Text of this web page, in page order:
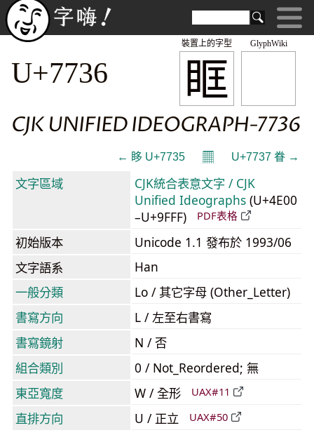
GlyphWiki
眶
裝置上的字型
U+7736
CJK UNIFIED IDEOGRAPH-7736
← 眵 U+7735 𝄜 U+7737 眷 →
文字區域
CJK統合表意文字 / CJK
Unified Ideographs (U+4E00
–U+9FFF)
PDF表格
初始版本
Unicode 1.1 發布於 1993/06
文字語系
Han
一般分類
Lo / 其它字母 (Other_Letter)
書寫方向
L / 左至右書寫
書寫鏡射
N / 否
組合類別
0 / Not_Reordered; 無
東亞寬度
W / 全形 UAX#11
直排方向 U / 正立 UAX#50